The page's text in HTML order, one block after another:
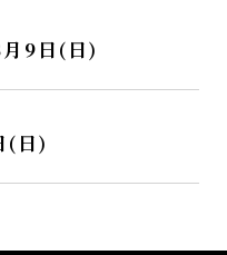
9日(日)
(日)